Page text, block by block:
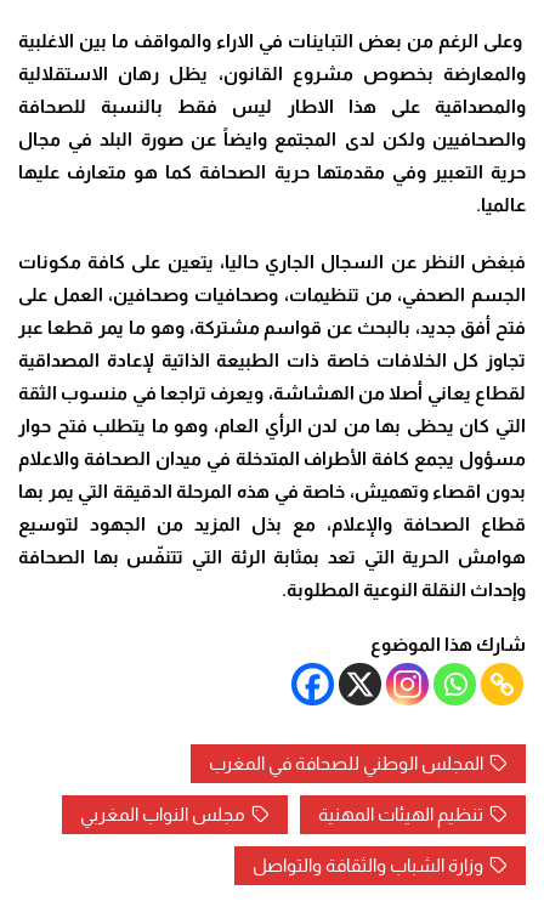
وعلى الرغم من بعض التباينات في الاراء والمواقف ما بين الاغلبية
والمعارضة بخصوص مشروع القانون، يظل رهان الاستقلالية
والمصداقية على هذا الاطار ليس فقط بالنسبة للصحافة
والصحافيين ولكن لدى المجتمع وايضاً عن صورة البلد في مجال
حرية التعبير وفي مقدمتها حرية الصحافة كما هو متعارف عليها
عالميا.
فبغض النظر عن السجال الجاري حاليا، يتعين على كافة مكونات
الجسم الصحفي، من تنظيمات، وصحافيات وصحافين، العمل على
فتح أفق جديد، بالبحث عن قواسم مشتركة، وهو ما يمر قطعا عبر
تجاوز كل الخلافات خاصة ذات الطبيعة الذاتية لإعادة المصداقية
لقطاع يعاني أصلا من الهشاشة، ويعرف تراجعا في منسوب الثقة
التي كان يحظى بها من لدن الرأي العام، وهو ما يتطلب فتح حوار
مسؤول يجمع كافة الأطراف المتدخلة في ميدان الصحافة والاعلام
بدون اقصاء وتهميش، خاصة في هذه المرحلة الدقيقة التي يمر بها
قطاع الصحافة والإعلام، مع بذل المزيد من الجهود لتوسيع
هوامش الحرية التي تعد بمثابة الرئة التي تتنفّس بها الصحافة
وإحداث النقلة النوعية المطلوبة.
شارك هذا الموضوع
المجلس الوطني للصحافة في المغرب
تنظيم الهيئات المهنية مجلس النواب المغربي
وزارة الشباب والثقافة والتواصل